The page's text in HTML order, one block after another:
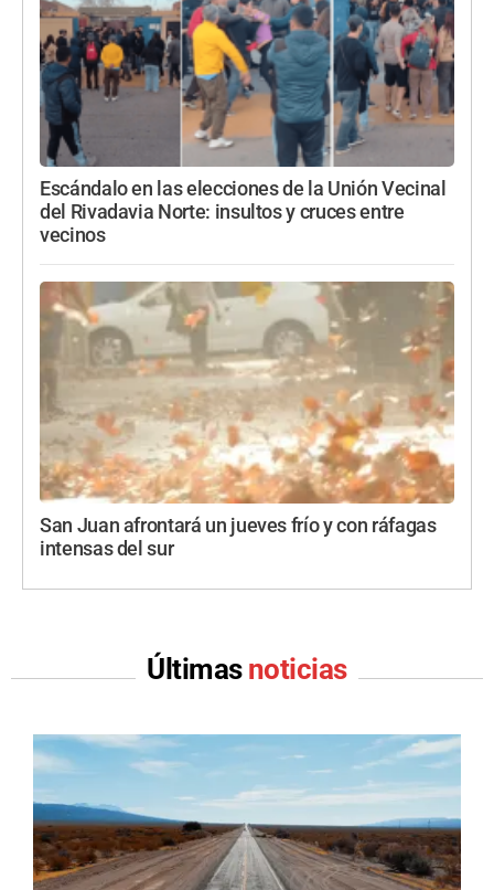
Escándalo en las elecciones de la Unión Vecinal
del Rivadavia Norte: insultos y cruces entre
vecinos
San Juan afrontará un jueves frío y con ráfagas
intensas del sur
Últimas noticias